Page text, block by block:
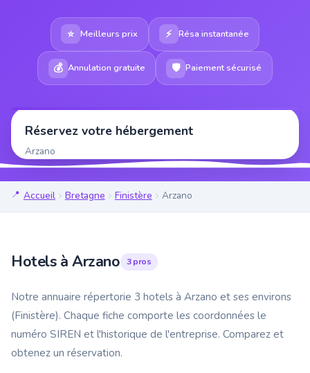
⭐ Meilleurs prix ⚡ Résa instantanée
💰 Annulation gratuite 🛡 Paiement sécurisé
Réservez votre hébergement
Arzano
Accueil Bretagne Finistère Arzano
Hotels à Arzano 3 pros
Notre annuaire répertorie 3 hotels à Arzano et ses environs
(Finistère). Chaque fiche comporte les coordonnées le
numéro SIREN et l'historique de l'entreprise. Comparez et
obtenez un réservation.